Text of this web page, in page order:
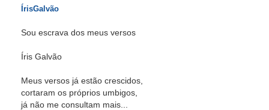
ÍrisGalvão
Sou escrava dos meus versos
Íris Galvão
Meus versos já estão crescidos,
cortaram os próprios umbigos,
já não me consultam mais...